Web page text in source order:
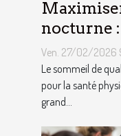
nocturne
sommeil
Ven. 27/02/2026
Le sommeil de
pour la santé
grand...